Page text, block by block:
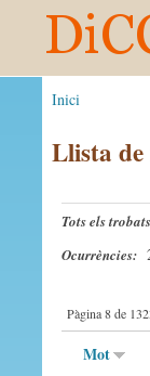
Inici
Llista
Tots els
Ocurrències:
Pàgina 8 de
Mot